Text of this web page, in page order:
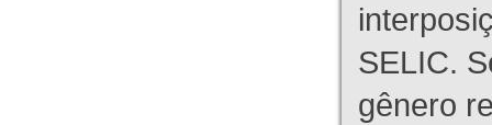
SELIC.
gênero